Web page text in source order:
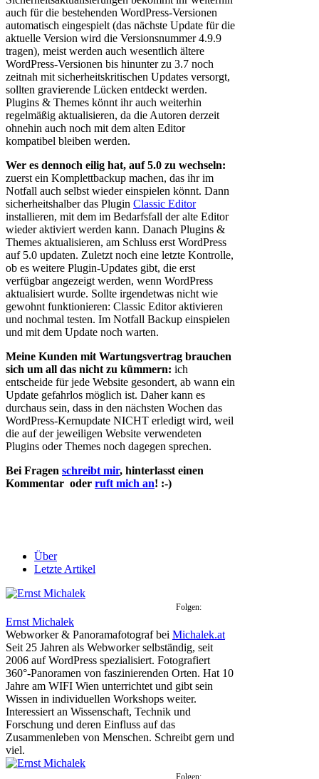
auch für die bestehenden WordPress-Versionen
automatisch eingespielt (das nächste Update für die
aktuelle Version wird die Versionsnummer 4.9.9
tragen), meist werden auch wesentlich ältere
WordPress-Versionen bis hinunter zu 3.7 noch
zeitnah mit sicherheitskritischen Updates versorgt,
sollten gravierende Lücken entdeckt werden.
Plugins & Themes könnt ihr auch weiterhin
regelmäßig aktualisieren, da die Autoren derzeit
ohnehin auch noch mit dem alten Editor
kompatibel bleiben werden.
Wer es dennoch eilig hat, auf 5.0 zu wechseln:
zuerst ein Komplettbackup machen, das ihr im
Notfall auch selbst wieder einspielen könnt. Dann
sicherheitshalber das Plugin Classic Editor
installieren, mit dem im Bedarfsfall der alte Editor
wieder aktiviert werden kann. Danach Plugins &
Themes aktualisieren, am Schluss erst WordPress
auf 5.0 updaten. Zuletzt noch eine letzte Kontrolle,
ob es weitere Plugin-Updates gibt, die erst
verfügbar angezeigt werden, wenn WordPress
aktualisiert wurde. Sollte irgendetwas nicht wie
gewohnt funktionieren: Classic Editor aktivieren
und nochmal testen. Im Notfall Backup einspielen
und mit dem Update noch warten.
Meine Kunden mit Wartungsvertrag brauchen
sich um all das nicht zu kümmern: ich
entscheide für jede Website gesondert, ab wann ein
Update gefahrlos möglich ist. Daher kann es
durchaus sein, dass in den nächsten Wochen das
WordPress-Kernupdate NICHT erledigt wird, weil
die auf der jeweiligen Website verwendeten
Plugins oder Themes noch dagegen sprechen.
Bei Fragen schreibt mir, hinterlasst einen
Kommentar oder ruft mich an! :-)
Über
Letzte Artikel
Folgen:
Ernst Michalek
Webworker & Panoramafotografbei Michalek.at
Seit 25 Jahren als Webworker selbständig, seit
2006 auf WordPress spezialisiert. Fotografiert
360°-Panoramen von faszinierenden Orten. Hat 10
Jahre am WIFI Wien unterrichtet und gibt sein
Wissen in individuellen Workshops weiter.
Interessiert an Wissenschaft, Technik und
Forschung und deren Einfluss auf das
Zusammenleben von Menschen. Schreibt gern und
viel.
Folgen: